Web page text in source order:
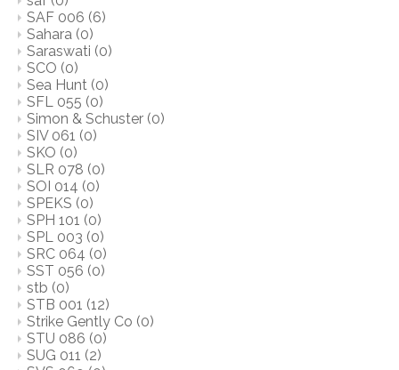
SAF 006 (6)
Sahara (0)
Saraswati (0)
SCO (0)
Sea Hunt (0)
SFL 055 (0)
Simon & Schuster (0)
SIV 061 (0)
SKO (0)
SLR 078 (0)
SOI 014 (0)
SPEKS (0)
SPH 101 (0)
SPL 003 (0)
SRC 064 (0)
SST 056 (0)
stb (0)
STB 001 (12)
Strike Gently Co (0)
STU 086 (0)
SUG 011 (2)